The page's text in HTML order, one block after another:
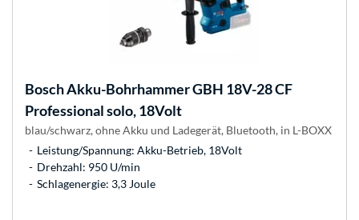
BoschAkku-Bohrhammer GBH 18V-28 CF
Professional solo, 18Volt
blau/schwarz, ohne Akku und Ladegerät, Bluetooth, in L-BOXX
Leistung/Spannung: Akku-Betrieb, 18Volt
Drehzahl: 950 U/min
Schlagenergie: 3,3 Joule